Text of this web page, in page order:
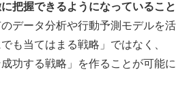
把握できるようになっていること
データ分析や行動予測モデルを活
も当てはまる戦略」ではなく、
成功する戦略」を作ることが可能に